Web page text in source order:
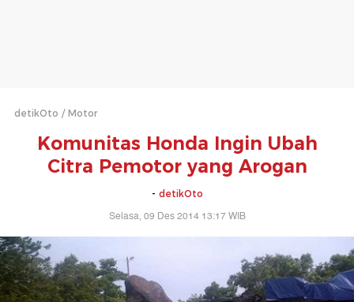
detikOto Motor
Komunitas Honda Ingin Ubah
Citra Pemotor yang Arogan
- detikOto
Selasa, 09 Des 2014 13:17 WIB